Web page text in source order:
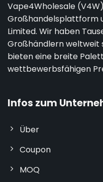
Vape4Wholesale
Großhandelsplattform
Limited. Wir haben
Großhändlern weltweit
bieten eine breite
wettbewerbsfähigen
Infos zum
Über
Coupon
MOQ